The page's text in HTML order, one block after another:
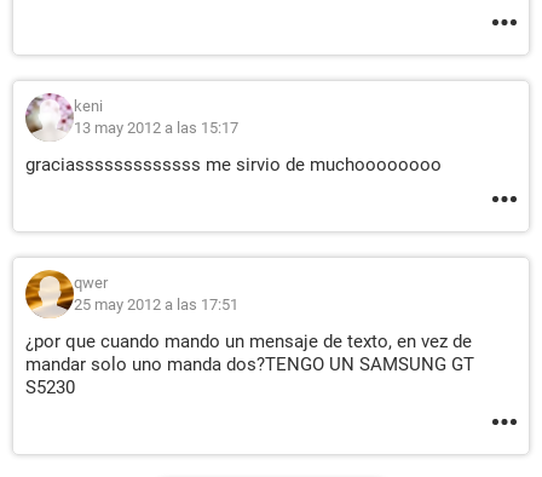
keni
13 may 2012 a las 15:17
graciasssssssssssss me sirvio de muchoooooooo
qwer
25 may 2012 a las 17:51
¿por que cuando mando un mensaje de texto, en vez de
mandar solo uno manda dos?TENGO UN SAMSUNG GT
S5230